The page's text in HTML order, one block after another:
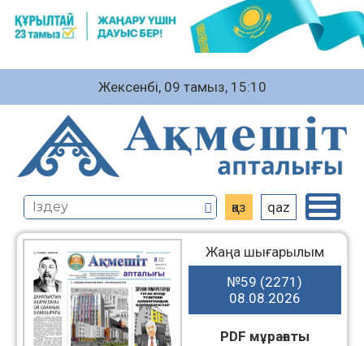
Жексенбі, 09 тамыз, 15:10
қаз qaz
Жаңа шығарылым
№59 (2271)
08.08.2026
PDF мұрағаты